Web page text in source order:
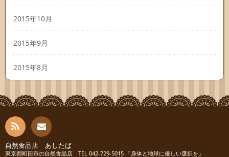
2015年10月
2015年9月
2015年8月
RSS お問
自然食品店 あしたば
東京都町田市の自然食品店 TEL 042-729-5015 『身体と地球に優しい選択を』